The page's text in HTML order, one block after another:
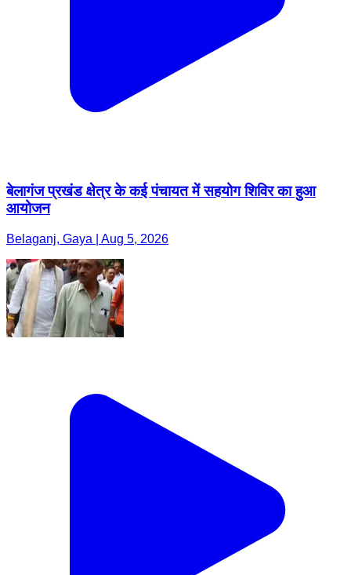
बेलागंज प्रखंड क्षेत्र के कई पंचायत में सहयोग शिविर का हुआ
आयोजन
Belaganj, Gaya | Aug 5, 2026